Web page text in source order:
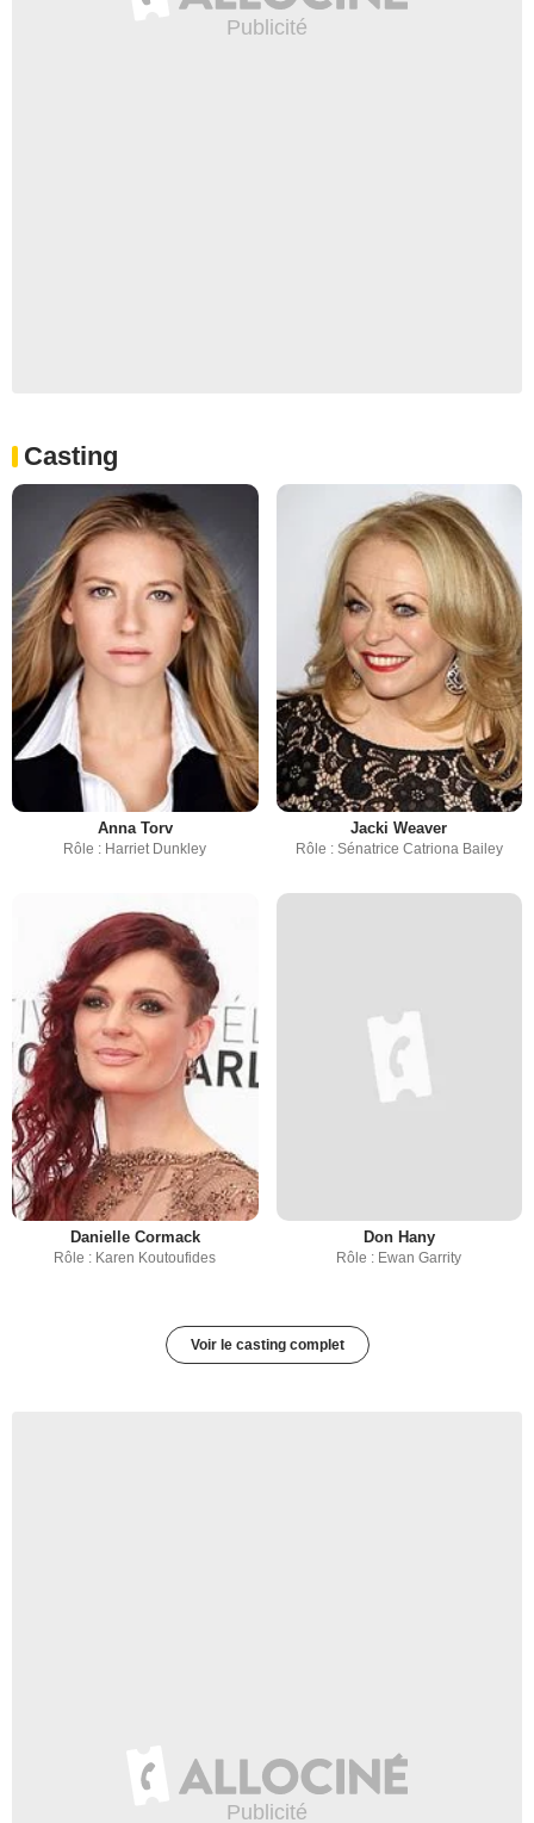
Casting
Anna Torv
Rôle : Harriet Dunkley
Jacki Weaver
Rôle : Sénatrice Catriona Bailey
Danielle Cormack
Rôle : Karen Koutoufides
Don Hany
Rôle : Ewan Garrity
Voir le casting complet